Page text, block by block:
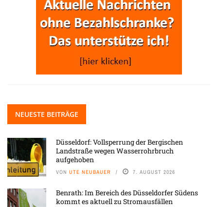
NEUESTE BEITRÄGE
Düsseldorf: Vollsperrung der Bergischen
Landstraße wegen Wasserrohrbruch
aufgehoben
VON UTE NEUBAUER 7. AUGUST 2026
Benrath: Im Bereich des Düsseldorfer Südens
kommt es aktuell zu Stromausfällen